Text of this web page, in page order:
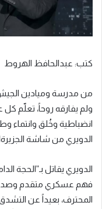
كتب: عبدالحافظ الهروط
من مدرسة وميادين
ولم يفارقه روحاً، تعلّم كل
انضباطية وخُلق وانتماء
الدويري من شاشة الجزيرة
الدويري يقاتل بـ”الحجة
فهم عسكري متقدم
المحترف، بعيداً عن